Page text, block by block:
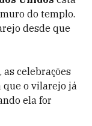
do templo.
desde que
as celebrações
que o vilarejo já
ela for